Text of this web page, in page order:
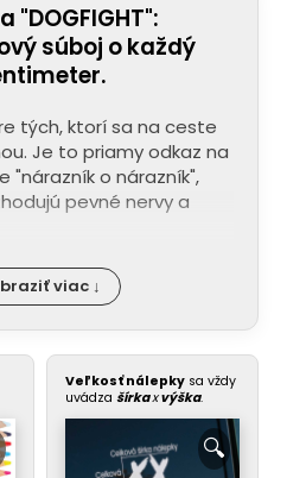
"DOGFIGHT":
súboj o každý
tých, ktorí sa na ceste
Je to priamy odkaz na
"nárazník o nárazník",
pevné nervy a
viac ↓
Veľkosť nálepky sa vždy
uvádza šírkaxvýška.